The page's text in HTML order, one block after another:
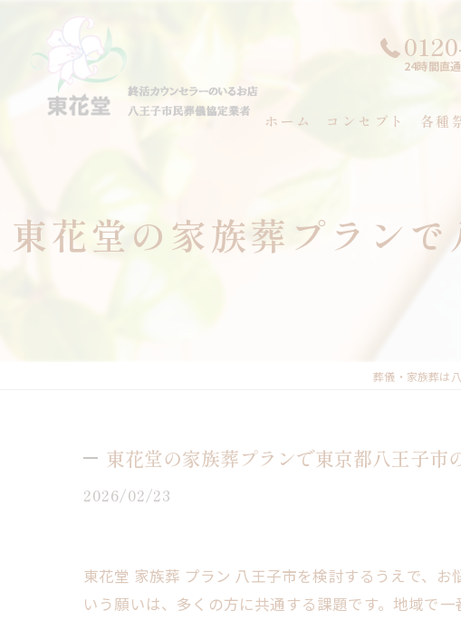
24時間直
ホーム コンセプト 各種
東花堂の家族葬プラン
葬儀・家族葬は
東花堂の家族葬プランで東京都八王子市
2026/02/23
東花堂 家族葬 プラン 八王子市を検討するうえで、
いう願いは、多くの方に共通する課題です。地域で